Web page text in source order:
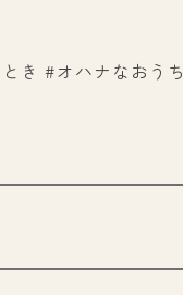
き #オハナなおうち